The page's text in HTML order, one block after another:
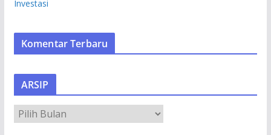
Investasi
Komentar Terbaru
ARSIP
R